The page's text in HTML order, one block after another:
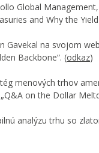
Global
and Why the
Gavekal na svojom
Backbone“. (odkaz)
menových trhov
on the Dollar
analýzu trhu so